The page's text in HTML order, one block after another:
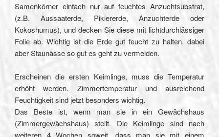
Samenkörner einfach nur auf feuchtes Anzuchtsubstrat,
(z.B. Aussaaterde, Pikiererde, Anzuchterde oder
Kokoshumus), und decken Sie diese mit lichtdurchlässiger
Folie ab. Wichtig ist die Erde gut feucht zu halten, dabei
aber Staunässe so gut es geht zu vermeiden.
Erscheinen die ersten Keimlinge, muss die Temperatur
erhöht werden. Zimmertemperatur und ausreichend
Feuchtigkeit sind jetzt besonders wichtig.
Das Beste ist, wenn man sie in ein Gewächshaus
(Zimmergewächshaus) stellt. Die Keimlinge sind nach
weiteren 4 Wochen soweit, dass man sie mit einem